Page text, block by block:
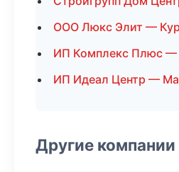
ООО Люкс Элит —
ИП Комплекс Плюс —
ИП Идеал Центр —
Другие компании